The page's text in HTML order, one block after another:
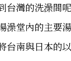
台灣的洗澡間
澡堂內的主要
台南與日本的